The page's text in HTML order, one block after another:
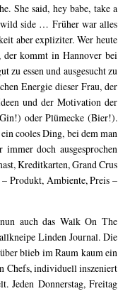
She said, hey babe, take a
side … Früher war alles
aber expliziter. Wer heute
der kommt in Hannover bei
essen und ausgesucht zu
Energie dieser Frau, der
und der Motivation der
oder Plümecke (Bier!).
cooles Ding, bei dem man
doch ausgesprochen
Kreditkarten, Grand Crus
Produkt, Ambiente, Preis –
auch das Walk On The
Linden Journal. Die
blieb im Raum kaum ein
Chefs, individuell inszeniert
Jeden Donnerstag, Freitag